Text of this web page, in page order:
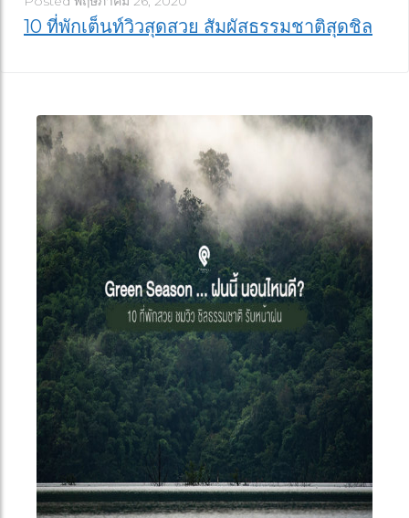
10 ที่พักเต็นท์วิวสุดสวย สัมผัสธรรมชาติสุดชิล